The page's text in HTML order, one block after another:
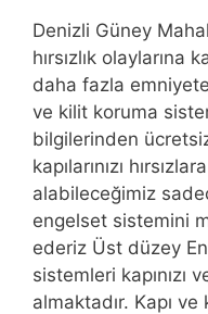
Denizli Güney
hırsızlık olaylarına
daha fazla
ve kilit koruma
bilgilerinden
kapılarınızı
alabileceğimiz
engelset sistemini
ederiz Üst düzey
sistemleri kapınızı
almaktadır. Kapı